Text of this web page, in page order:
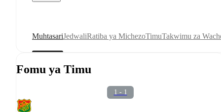
MuhtasariJedwaliRatiba ya MichezoTimuTakwimu za
Fomu ya Timu
1 - 1